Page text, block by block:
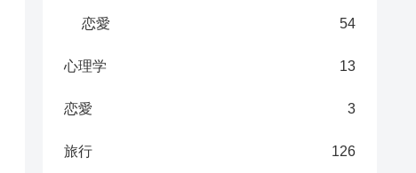
恋愛 54
心理学 13
恋愛 3
旅行 126